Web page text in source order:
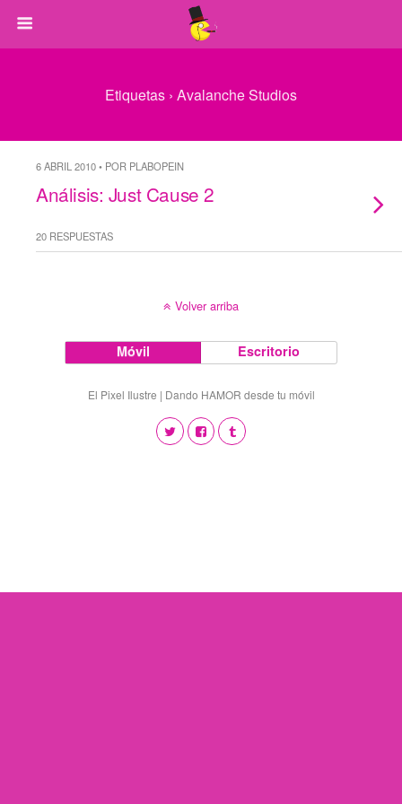
Etiquetas › Avalanche Studios
6 ABRIL 2010 • POR PLABOPEIN
Análisis: Just Cause 2
20 RESPUESTAS
Volver arriba
Móvil Escritorio
El Pixel Ilustre | Dando HAMOR desde tu móvil